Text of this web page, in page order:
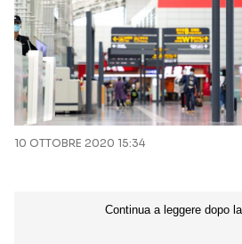
10 OTTOBRE 2020 15:34